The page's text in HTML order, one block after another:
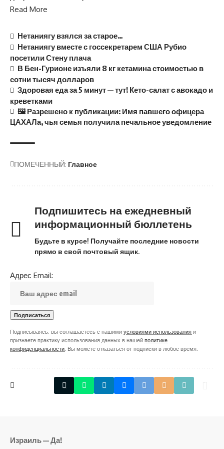
Read More
Нетаниягу взялся за старое…
Нетаниягу вместе с госсекретарем США Рубио
посетили Стену плача
В Бен-Гурионе изъяли 8 кг кетамина стоимостью в
сотни тысяч долларов
Здоровая еда за 5 минут — тут! Кето-салат с авокадо и
креветками
🖼 Разрешено к публикации: Имя павшего офицера
ЦАХАЛа, чья семья получила печальное уведомление
ПОМЕЧЕННЫЙ: Главное
Подпишитесь на ежедневный
информационный бюллетень
Будьте в курсе! Получайте последние новости
прямо в свой почтовый ящик.
Адрес Email:
Подписываясь, вы соглашаетесь с нашими условиями использования и
признаете практику использования данных в нашей политике
конфиденциальности . Вы можете отказаться от подписки в любое время.
Израиль — Да!